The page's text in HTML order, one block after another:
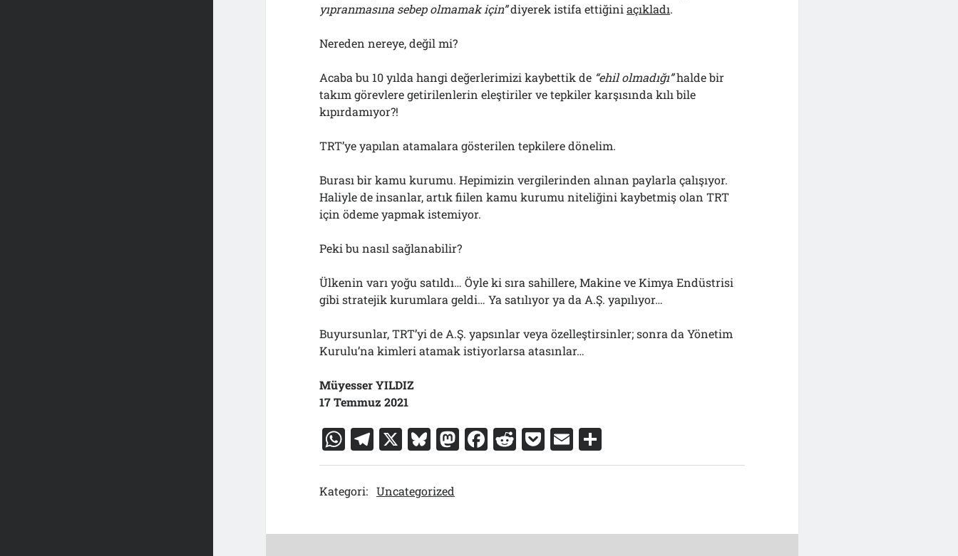
yıpranmasına sebep olmamak için”diyerek istifa ettiğiniaçıkladı.
Nereden nereye, değil mi?
Acaba bu 10 yılda hangi değerlerimizi kaybettik de “ehil olmadığı”halde bir
takım görevlere getirilenlerin eleştiriler ve tepkiler karşısında kılı bile
kıpırdamıyor?!
TRT’ye yapılan atamalara gösterilen tepkilere dönelim.
Burası bir kamu kurumu. Hepimizin vergilerinden alınan paylarla çalışıyor.
Haliyle de insanlar, artık fiilen kamu kurumu niteliğini kaybetmiş olan TRT
için ödeme yapmak istemiyor.
Peki bu nasıl sağlanabilir?
Ülkenin varı yoğu satıldı… Öyle ki sıra sahillere, Makine ve Kimya Endüstrisi
gibi stratejik kurumlara geldi… Ya satılıyor ya da A.Ş. yapılıyor…
Buyursunlar, TRT’yi de A.Ş. yapsınlar veya özelleştirsinler; sonra da Yönetim
Kurulu’na kimleri atamak istiyorlarsa atasınlar…
Müyesser YILDIZ
17 Temmuz 2021
W
h
at
s
A
T
el
e
gr
a
X Bl
u
e
s
k
M
a
d
F
a
b
R
e
t
P
o
et
E
m h
Kategori: Uncategorized